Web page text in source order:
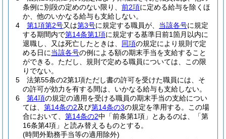
条例に別段の定めのない限り、 前2項に定める給与を除くほ
か、他のいかなる給与も支給しない。
4
第1項第2号又は第3号に規定する職員が、 当該各号に規定
する期間内で第14条第1項に規定する基準日前1箇月以内に
退職し、又は死亡したときは、 同項の規定により規則で定
める日に当該各号の例による額の期末手当を支給すること
ができる。 ただし、規則で定める職員については、この限
りでない。
5
法第55条の2第1項ただし書の許可を受けた職員には、そ
の許可が効力を有する間は、いかなる給与も支給しない。
6
第4項の規定の適用を受ける職員の期末手当の支給につい
ては、 第14条の2及び第14条の3の規定を準用する。
この場
合において、 第14条の2中「前条第1項」とあるのは、「第
16条第4項」と読み替えるものとする。
(時間外勤務手当等の適用除外)